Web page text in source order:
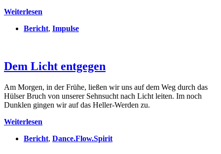
Weiterlesen
Bericht, Impulse
Dem Licht entgegen
Am Morgen, in der Frühe, ließen wir uns auf dem Weg durch das
Hülser Bruch von unserer Sehnsucht nach Licht leiten. Im noch
Dunklen gingen wir auf das Heller-Werden zu.
Weiterlesen
entgegen
Bericht, Dance.Flow.Spirit